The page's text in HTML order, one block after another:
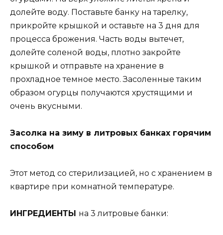
долейте воду. Поставьте банку на тарелку,
прикройте крышкой и оставьте на 3 дня для
процесса брожения. Часть воды вытечет,
долейте соленой воды, плотно закройте
крышкой и отправьте на хранение в
прохладное темное место. Засоленные таким
образом огурцы получаются хрустящими и
очень вкусными.
Засолка на зиму в литровых банках горячим
способом
Этот метод со стерилизацией, но с хранением в
квартире при комнатной температуре.
ИНГРEДИEНТЫ на 3 литровые банки: